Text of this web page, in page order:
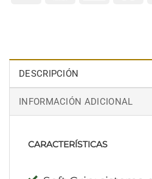
DESCRIPCIÓN
INFORMACIÓN ADICIONAL
CARACTERÍSTICAS